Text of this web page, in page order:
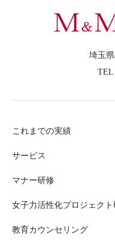
埼玉
TEL
これまでの実績
サービス
マナー研修
女子力活性化プロジェクト
教育カウンセリング